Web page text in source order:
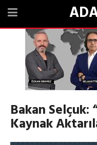
Bakan Selçuk:
Kaynak